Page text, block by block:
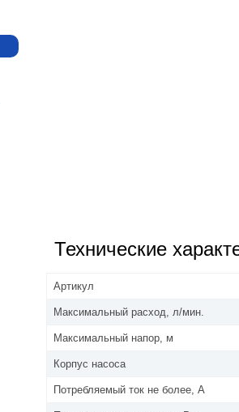
Технические
Артикул
Максимальный расход, л/мин.
Максимальный напор, м
Корпус насоса
Потребляемый ток не более, А